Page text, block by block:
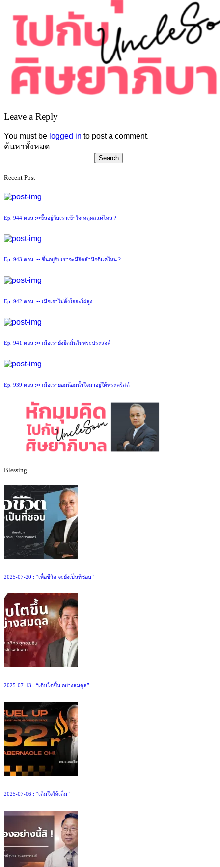
Leave a Reply
You must be logged in to post a comment.
Asides
ค้นหาทั้งหมด
Search
Recent Post
Ep. 944 ตอน :••ขึ้นอยู่กับเราเข้าใจเหตุผลแค่ไหน ?
Ep. 943 ตอน :•• ขึ้นอยู่กับเราจะมีจิตสำนึกดีแค่ไหน ?
Ep. 942 ตอน :•• เมื่อเราไม่ตั้งใจจะใฝ่สูง
Ep. 941 ตอน :•• เมื่อเรายังยึดมั่นในพระประสงค์
Ep. 939 ตอน :•• เมื่อเรายอมน้อมน้ำใจมาอยู่ใต้พระคริสต์
Blessing
2025-07-20 : “เพื่อชีวิต จะยังเป็นที่ชอบ”
2025-07-13 : “เติบโตขึ้น อย่างสมดุล”
2025-07-06 : “เติมใจให้เต็ม”